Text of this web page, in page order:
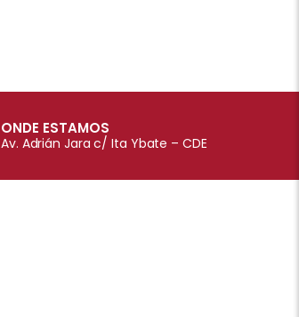
ONDE ESTAMOS
Av. Adrián Jara c/ Ita Ybate – CDE